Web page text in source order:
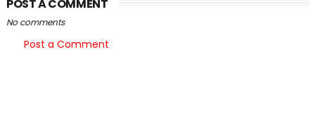
POST A COMMENT
No comments
Post a Comment